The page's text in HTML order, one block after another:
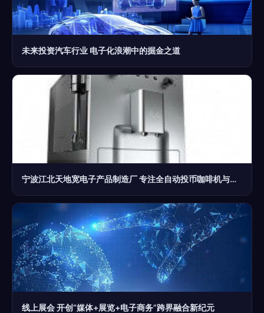
未来投资汽车行业 电子化浪潮中的掘金之道
宁波江北天地宽电子产品制造厂 专注全自动投币咖啡机与电子产品的创新制造
线上展会 开创“媒体+展览+电子商务”跨界融合新纪元